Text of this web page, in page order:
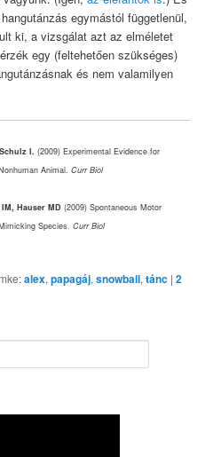
egymástól függetlenül,
ki, a vizsgálat azt az elméletet
egy (feltehetően szükséges)
és nem valamilyen
I. (2009) Experimental Evidence for
Animal.Curr Biol
Hauser MD (2009) Spontaneous Motor
Species.Curr Biol
alex,papagáj,snowball,tánc |2